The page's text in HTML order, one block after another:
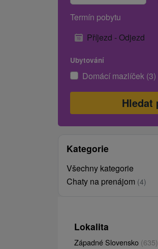
Termín pobytu
Příjezd - Odjezd
Ubytování
Domácí mazlíček (3)
Kategorie
Všechny kategorie
Chaty na prenájom (4)
Lokalita
Západné Slovensko (635)